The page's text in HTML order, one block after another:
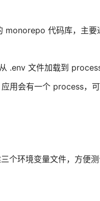
代码库，主要
.env 文件加载到
用会有一个 process，
个环境变量文件，方便测